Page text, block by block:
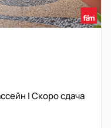
| Скоро сдача